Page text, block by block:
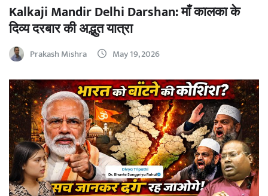
Kalkaji Mandir Delhi Darshan: माँ कालका के
दिव्य दरबार की अद्भुत यात्रा
Prakash Mishra May 19, 2026